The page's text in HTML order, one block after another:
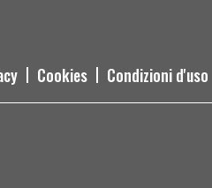
Cookies Condizioni d'uso